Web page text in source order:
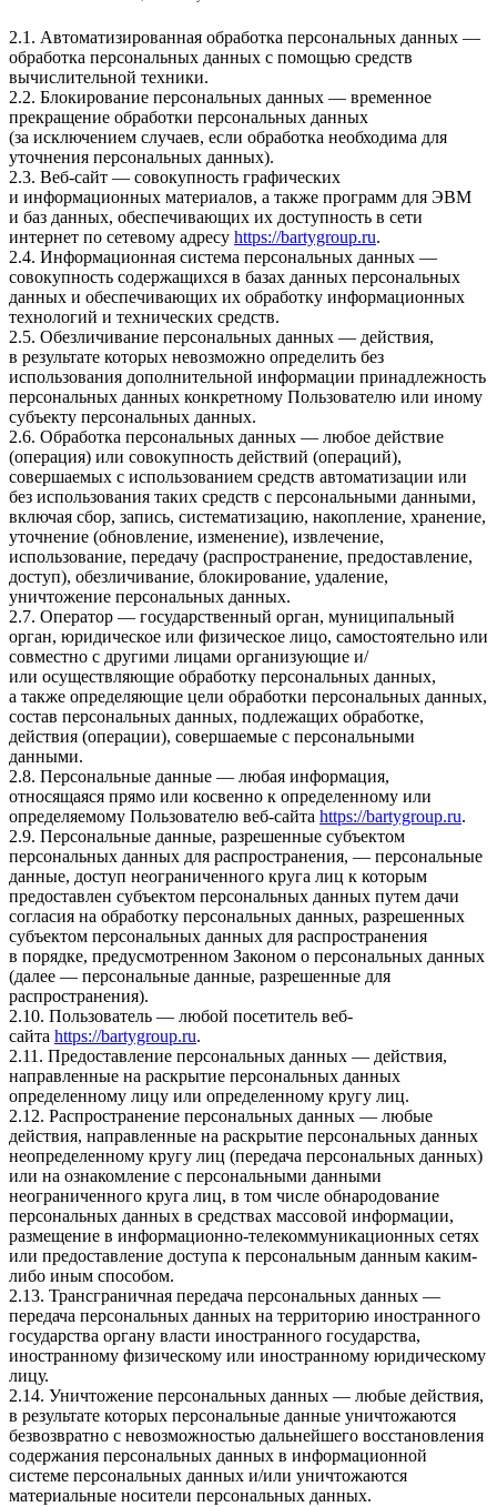
2.1. Автоматизированная обработка персональных данных —
обработка персональных данных с помощью средств
вычислительной техники.
2.2. Блокирование персональных данных — временное
прекращение обработки персональных данных
(за исключением случаев, если обработка необходима для
уточнения персональных данных).
2.3. Веб-сайт — совокупность графических
и информационных материалов, а также программ для ЭВМ
и баз данных, обеспечивающих их доступность в сети
интернет по сетевому адресу https://bartygroup.ru.
2.4. Информационная система персональных данных —
совокупность содержащихся в базах данных персональных
данных и обеспечивающих их обработку информационных
технологий и технических средств.
2.5. Обезличивание персональных данных — действия,
в результате которых невозможно определить без
использования дополнительной информации принадлежность
персональных данных конкретному Пользователю или иному
субъекту персональных данных.
2.6. Обработка персональных данных — любое действие
(операция) или совокупность действий (операций),
совершаемых с использованием средств автоматизации или
без использования таких средств с персональными данными,
включая сбор, запись, систематизацию, накопление, хранение,
уточнение (обновление, изменение), извлечение,
использование, передачу (распространение, предоставление,
доступ), обезличивание, блокирование, удаление,
уничтожение персональных данных.
2.7. Оператор — государственный орган, муниципальный
орган, юридическое или физическое лицо, самостоятельно или
совместно с другими лицами организующие и/
или осуществляющие обработку персональных данных,
а также определяющие цели обработки персональных данных,
состав персональных данных, подлежащих обработке,
действия (операции), совершаемые с персональными
данными.
2.8. Персональные данные — любая информация,
относящаяся прямо или косвенно к определенному или
определяемому Пользователю веб-сайта https://bartygroup.ru.
2.9. Персональные данные, разрешенные субъектом
персональных данных для распространения, — персональные
данные, доступ неограниченного круга лиц к которым
предоставлен субъектом персональных данных путем дачи
согласия на обработку персональных данных, разрешенных
субъектом персональных данных для распространения
в порядке, предусмотренном Законом о персональных данных
(далее — персональные данные, разрешенные для
распространения).
2.10. Пользователь — любой посетитель веб-
сайта https://bartygroup.ru.
2.11. Предоставление персональных данных — действия,
направленные на раскрытие персональных данных
определенному лицу или определенному кругу лиц.
2.12. Распространение персональных данных — любые
действия, направленные на раскрытие персональных данных
неопределенному кругу лиц (передача персональных данных)
или на ознакомление с персональными данными
неограниченного круга лиц, в том числе обнародование
персональных данных в средствах массовой информации,
размещение в информационно-телекоммуникационных сетях
или предоставление доступа к персональным данным каким-
либо иным способом.
2.13. Трансграничная передача персональных данных —
передача персональных данных на территорию иностранного
государства органу власти иностранного государства,
иностранному физическому или иностранному юридическому
лицу.
2.14. Уничтожение персональных данных — любые действия,
в результате которых персональные данные уничтожаются
безвозвратно с невозможностью дальнейшего восстановления
содержания персональных данных в информационной
системе персональных данных и/или уничтожаются
материальные носители персональных данных.